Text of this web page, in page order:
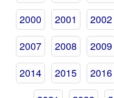
2000
2001 2002
2007
2008 2009
2014
2015 2016